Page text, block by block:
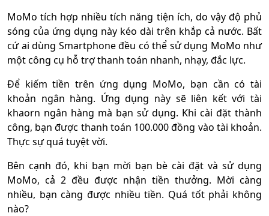
MoMo tích hợp nhiều tích năng tiện ích, do vậy độ phủ
sóng của ứng dụng này kéo dài trên khắp cả nước. Bất
cứ ai dùng Smartphone đều có thể sử dụng MoMo như
một công cụ hỗ trợ thanh toán nhanh, nhạy, đắc lực.
Để kiếm tiền trên ứng dụng MoMo, bạn cần có tài
khoản ngân hàng. Ứng dụng này sẽ liên kết với tài
khaorn ngân hàng mà bạn sử dụng. Khi cài đặt thành
công, bạn được thanh toán 100.000 đồng vào tài khoản.
Thực sự quá tuyệt vời.
Bên cạnh đó, khi bạn mời bạn bè cài đặt và sử dụng
MoMo, cả 2 đều được nhận tiền thưởng. Mời càng
nhiều, bạn càng được nhiều tiền. Quá tốt phải không
nào?